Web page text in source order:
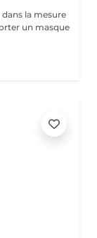
la mesure
un masque